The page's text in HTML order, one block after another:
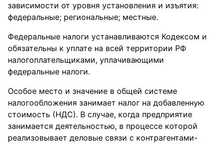
зависимости от уровня установления и изъятия:
федеральные; региональные; местные.
Федеральные налоги устанавливаются Кодексом и
обязательны к уплате на всей территории РФ
налогоплательщиками, уплачивающими
федеральные налоги.
Особое место и значение в общей системе
налогообложения занимает налог на добавленную
стоимость (НДС). В случае, когда предприятие
занимается деятельностью, в процессе которой
реализовывает деловые связи с контрагентами-